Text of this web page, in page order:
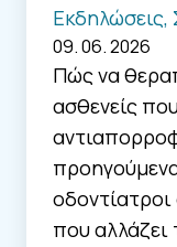
Εκδηλώσεις,
09. 06. 2026
Πώς να
ασθενείς
που αλλάζει